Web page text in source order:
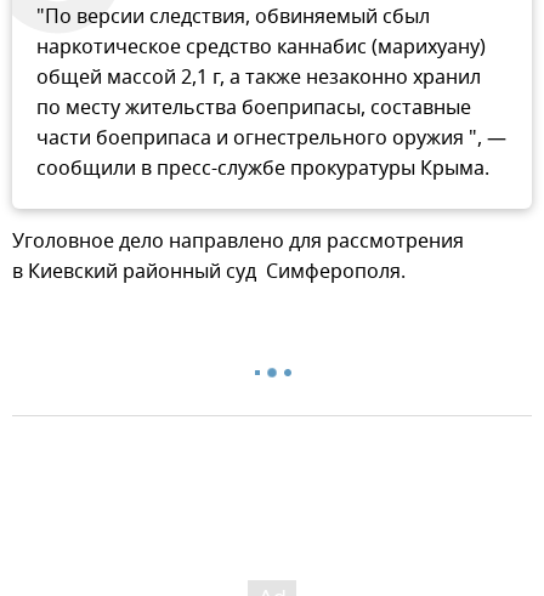
"По версии следствия, обвиняемый сбыл
наркотическое средство каннабис (марихуану)
общей массой 2,1 г, а также незаконно хранил
по месту жительства боеприпасы, составные
части боеприпаса и огнестрельного оружия ", —
сообщили в пресс-службе прокуратуры Крыма.
Уголовное дело направлено для рассмотрения
в Киевский районный суд Симферополя.